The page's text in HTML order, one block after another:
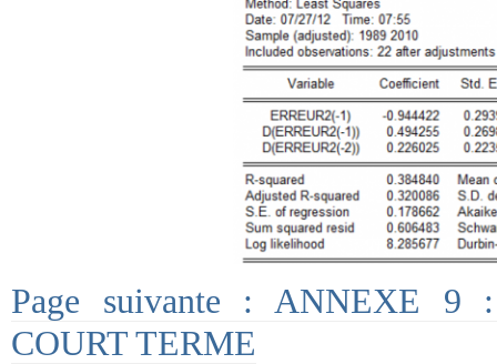
Page suivante : ANNEXE 9
COURT TERME